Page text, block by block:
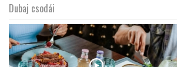
Dubaj csodái